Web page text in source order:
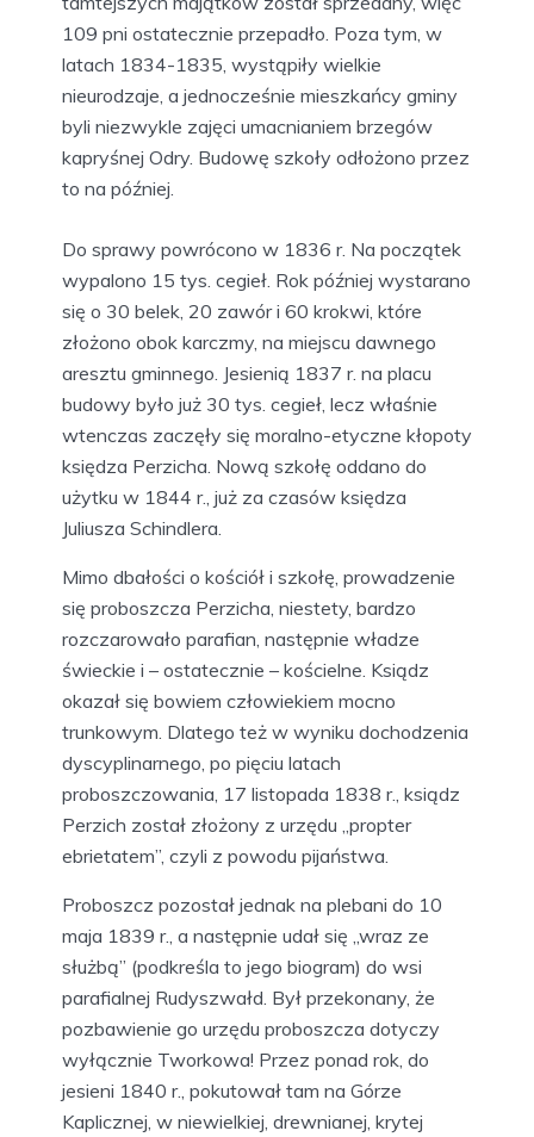
109 pni ostatecznie przepadło. Poza tym, w
latach 1834-1835, wystąpiły wielkie
nieurodzaje, a jednocześnie mieszkańcy gminy
byli niezwykle zajęci umacnianiem brzegów
kapryśnej Odry. Budowę szkoły odłożono przez
to na później.
Do sprawy powrócono w 1836 r. Na początek
wypalono 15 tys. cegieł. Rok później wystarano
się o 30 belek, 20 zawór i 60 krokwi, które
złożono obok karczmy, na miejscu dawnego
aresztu gminnego. Jesienią 1837 r. na placu
budowy było już 30 tys. cegieł, lecz właśnie
wtenczas zaczęły się moralno-etyczne kłopoty
księdza Perzicha. Nową szkołę oddano do
użytku w 1844 r., już za czasów księdza
Juliusza Schindlera.
Mimo dbałości o kościół i szkołę, prowadzenie
się proboszcza Perzicha, niestety, bardzo
rozczarowało parafian, następnie władze
świeckie i – ostatecznie – kościelne. Ksiądz
okazał się bowiem człowiekiem mocno
trunkowym. Dlatego też w wyniku dochodzenia
dyscyplinarnego, po pięciu latach
proboszczowania, 17 listopada 1838 r., ksiądz
Perzich został złożony z urzędu „propter
ebrietatem”, czyli z powodu pijaństwa.
Proboszcz pozostał jednak na plebani do 10
maja 1839 r., a następnie udał się „wraz ze
służbą” (podkreśla to jego biogram) do wsi
parafialnej Rudyszwałd. Był przekonany, że
pozbawienie go urzędu proboszcza dotyczy
wyłącznie Tworkowa! Przez ponad rok, do
jesieni 1840 r., pokutował tam na Górze
Kaplicznej, w niewielkiej, drewnianej, krytej